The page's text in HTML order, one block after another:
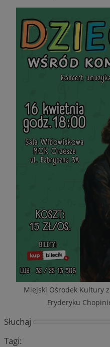
Miejski Ośrodek Kultury
Fryderyku
Słuchaj
Tagi: